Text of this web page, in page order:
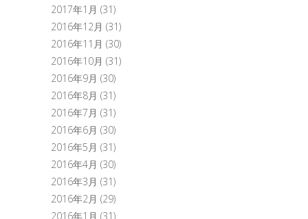
2017年1月 (31)
2016年12月 (31)
2016年11月 (30)
2016年10月 (31)
2016年9月 (30)
2016年8月 (31)
2016年7月 (31)
2016年6月 (30)
2016年5月 (31)
2016年4月 (30)
2016年3月 (31)
2016年2月 (29)
2016年1月 (31)